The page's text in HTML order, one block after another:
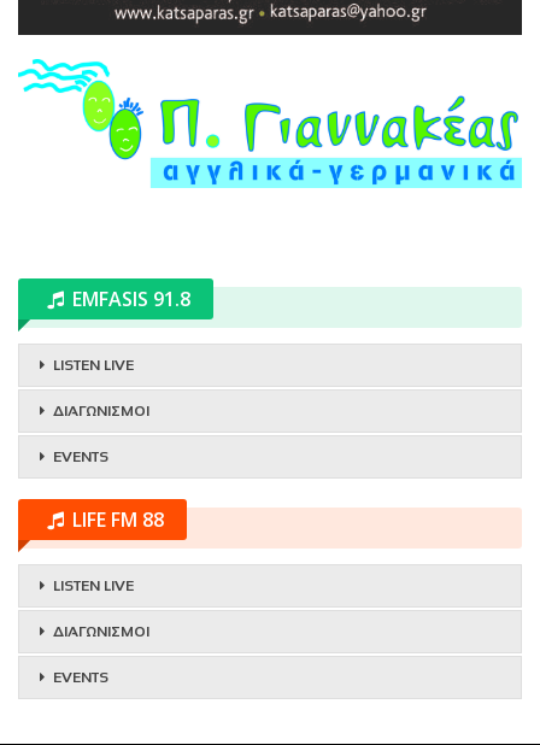
EMFASIS 91.8
LISTEN LIVE
ΔΙΑΓΩΝΙΣΜΟΙ
EVENTS
LIFE FM 88
LISTEN LIVE
ΔΙΑΓΩΝΙΣΜΟΙ
EVENTS